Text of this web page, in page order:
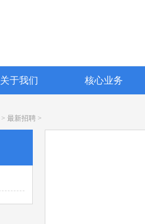
关于我们 核心业务
> 最新招聘 >